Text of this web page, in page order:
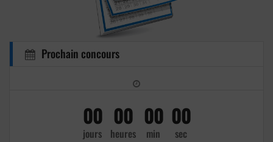
Prochain concours
00
jours
00
heures
00
min
00
sec